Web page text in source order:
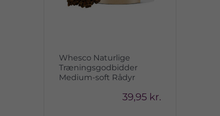
Whesco Naturlige
Træningsgodbidder
Medium-soft Rådyr
39,95 kr.